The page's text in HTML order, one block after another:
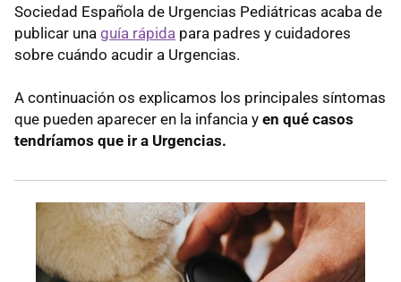
Sociedad Española de Urgencias Pediátricas acaba de
publicar una guía rápida para padres y cuidadores
sobre cuándo acudir a Urgencias.
A continuación os explicamos los principales síntomas
que pueden aparecer en la infancia y en qué casos
tendríamos que ir a Urgencias.